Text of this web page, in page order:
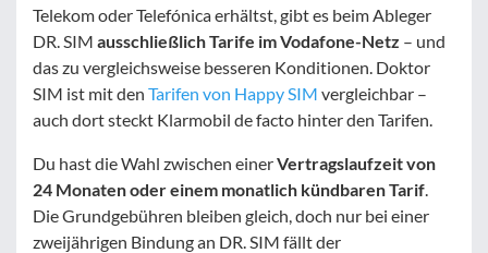
Telekom oder Telefónica erhältst, gibt es beim Ableger
DR. SIM ausschließlich Tarife im Vodafone-Netz – und
das zu vergleichsweise besseren Konditionen. Doktor
SIM ist mit den Tarifen von Happy SIM vergleichbar –
auch dort steckt Klarmobil de facto hinter den Tarifen.
Du hast die Wahl zwischen einerVertragslaufzeit von
24 Monaten oder einem monatlich kündbaren Tarif
Die Grundgebühren bleiben gleich, doch nur bei einer
zweijährigen Bindung an DR. SIM fällt der